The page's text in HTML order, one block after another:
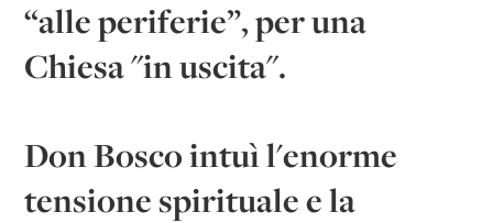
“alle periferie”, peruna
Chiesa "in uscita".
Don Bosco intuì l'enorme
tensione spirituale e la